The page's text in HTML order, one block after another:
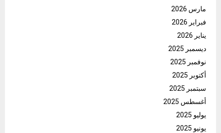
مارس 2026
فبراير 2026
يناير 2026
ديسمبر 2025
نوفمبر 2025
أكتوبر 2025
سبتمبر 2025
أغسطس 2025
يوليو 2025
يونيو 2025